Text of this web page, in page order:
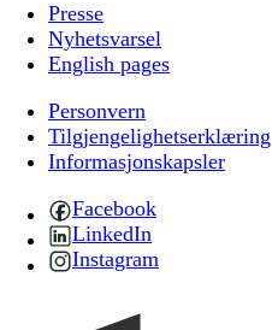
Presse
Nyhetsvarsel
English pages
Personvern
Tilgjengelighetserklæring
Informasjonskapsler
Facebook
LinkedIn
Instagram